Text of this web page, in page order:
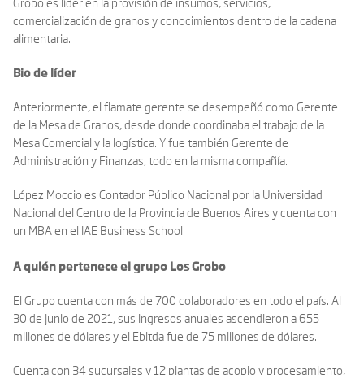
Grobo es líder en la provisión de insumos, servicios,
comercialización de granos y conocimientos dentro de la cadena
alimentaria.
Bio de líder
Anteriormente, el flamate gerente se desempeñó como Gerente
de la Mesa de Granos, desde donde coordinaba el trabajo de la
Mesa Comercial y la logística. Y fue también Gerente de
Administración y Finanzas, todo en la misma compañía.
López Moccio es Contador Público Nacional por la Universidad
Nacional del Centro de la Provincia de Buenos Aires y cuenta con
un MBA en el IAE Business School.
A quién pertenece el grupo Los Grobo
El Grupo cuenta con más de 700 colaboradores en todo el país. Al
30 de Junio de 2021, sus ingresos anuales ascendieron a 655
millones de dólares y el Ebitda fue de 75 millones de dólares.
Cuenta con 34 sucursales y 12 plantas de acopio y procesamiento,